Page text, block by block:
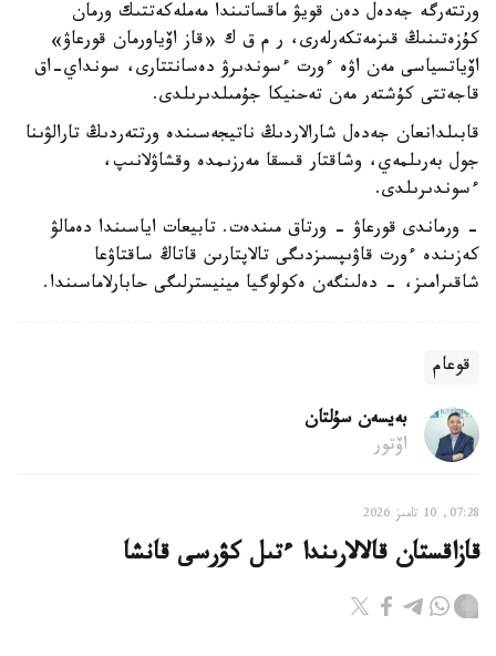
ورتتەرگە جەدەل دەن قويۋ ماقساتىندا مەملەكەتتىك ورمان
كۇزەتىنىڭ قىزمەتكەرلەرى، ر م ق ك «قاز اۆياورمان قورعاۋ»
اۆياتسياسى مەن اۋە ءورت ءسوندىرۋ دەسانتتارى، سونداي-اق
قاجەتتى كۇشتەر مەن تەحنيكا جۇمىلدىرىلدى.
قابىلدانعان جەدەل شارالاردىڭ ناتيجەسىندە ورتتەردىڭ تارالۋىنا
جول بەرىلمەي، وشاقتار قىسقا مەرزىمدە وقشاۋلانىپ،
ءسوندىرىلدى.
- ورماندى قورعاۋ - ورتاق مىندەت. تابيعات اياسىندا دەمالۋ
كەزىندە ءورت قاۋىپسىزدىگى تالاپتارىن قاتاڭ ساقتاۋعا
شاقىرامىز، - دەلىنگەن ەكولوگيا مينيسترلىگى حابارلاماسىندا.
قوعام
بەيسەن سۇلتان
اۆتور
07:28, 10 تامىز 2026
قازاقستان قالالارىندا ءتىل كۋرسى قانشا